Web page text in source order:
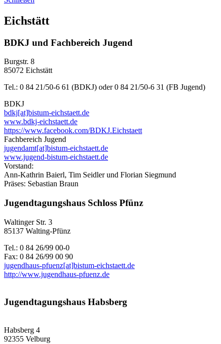
Eichstätt
BDKJ und Fachbereich Jugend
Burgstr. 8
85072 Eichstätt
Tel.: 0 84 21/50-6 61 (BDKJ) oder 0 84 21/50-6 31 (FB Jugend)
BDKJ
bdkj[at]bistum-eichstaett.de
www.bdkj-eichstaett.de
https://www.facebook.com/BDKJ.Eichstaett
Fachbereich Jugend
jugendamt[at]bistum-eichstaett.de
www.jugend-bistum-eichstaett.de
Vorstand:
Ann-Kathrin Baierl, Tim Seidler und Florian Siegmund
Präses: Sebastian Braun
Jugendtagungshaus Schloss Pfünz
Waltinger Str. 3
85137 Walting-Pfünz
Tel.: 0 84 26/99 00-0
Fax: 0 84 26/99 00 90
jugendhaus-pfuenz[at]bistum-eichstaett.de
http://www.jugendhaus-pfuenz.de
Jugendtagungshaus Habsberg
Habsberg 4
92355 Velburg